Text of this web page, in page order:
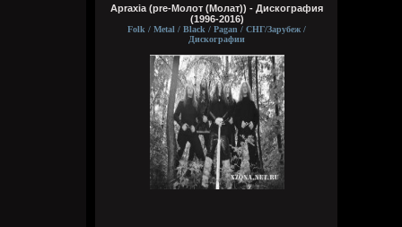
Кукуня
Вчера в 16:15:29
Wirtuozik
Вчера в 16:15:10
А я вовсе не колдунья,
Apraxia (pre-Молот (Молат)) - Дискография
(1996-2016)
Folk / Metal / Black / Pagan / СНГ/Зарубеж /
Дискографии